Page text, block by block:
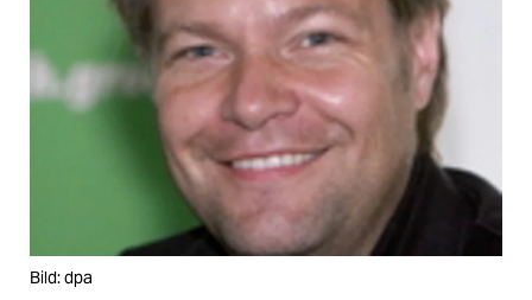
Bild: dpa